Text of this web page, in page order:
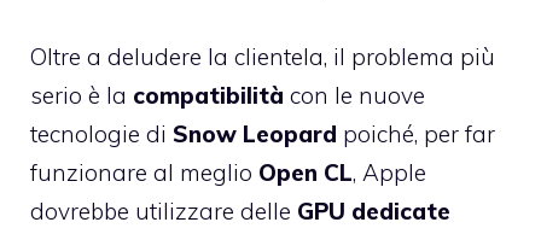
Oltre a deludere la clientela, il problema più
serio è la compatibilità con le nuove
tecnologie di Snow Leopard poiché, per far
funzionare al meglio Open CL, Apple
dovrebbe utilizzare delle GPU dedicate